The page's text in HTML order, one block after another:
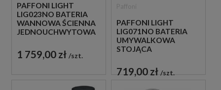
PAFFONI LIGHT
LIG023NO BATERIA
WANNOWA ŚCIENNA
JEDNOUCHWYTOWA
1 759,00 zł szt.
PAFFONI LIGHT
LIG071NO BATERIA
UMYWALKOWA
STOJĄCA
CZARNA
719,00 zł szt.